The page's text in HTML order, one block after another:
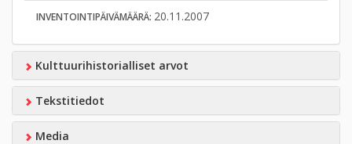
INVENTOINTIPÄIVÄMÄÄRÄ: 20.11.2007
Kulttuurihistorialliset arvot
Tekstitiedot
Media